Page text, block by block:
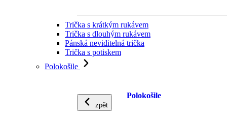
Trička s krátkým rukávem
Trička s dlouhým rukávem
Pánská neviditelná trička
Trička s potiskem
Polokošile
zpět
Polokošile